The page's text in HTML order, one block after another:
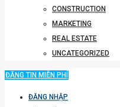
CONSTRUCTION
MARKETING
REAL ESTATE
UNCATEGORIZED
ĐĂNG TIN MIỄN PHÍ
ĐĂNG NHẬP